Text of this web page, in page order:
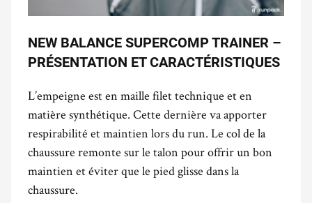
NEW BALANCE SUPERCOMP TRAINER –
PRÉSENTATION ET CARACTÉRISTIQUES
L’empeigne est en maille filet technique et en
matière synthétique. Cette dernière va apporter
respirabilité et maintien lors du run. Le col de la
chaussure remonte sur le talon pour offrir un bon
maintien et éviter que le pied glisse dans la
chaussure.